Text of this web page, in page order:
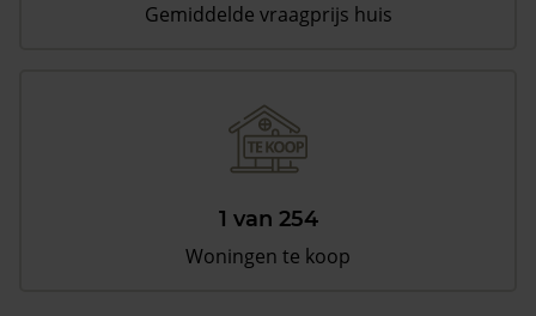
Gemiddelde vraagprijs huis
1 van 254
Woningen te koop